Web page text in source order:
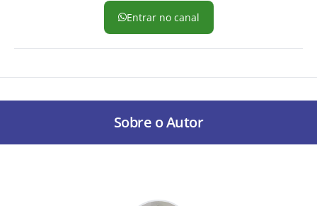
Entrar no canal
Sobre o Autor